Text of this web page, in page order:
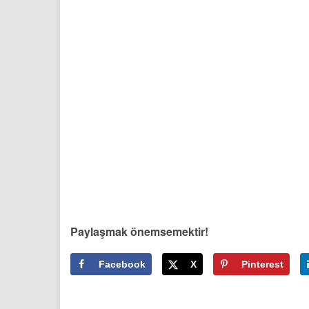
Paylaşmak önemsemektir!
Facebook X Pinterest